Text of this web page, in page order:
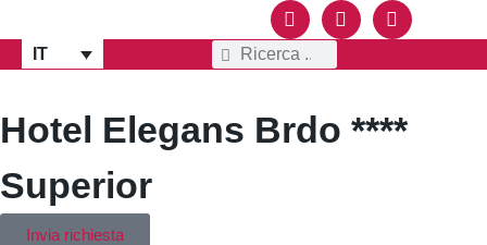
IT
Hotel Elegans Brdo ****
Superior
Invia richiesta